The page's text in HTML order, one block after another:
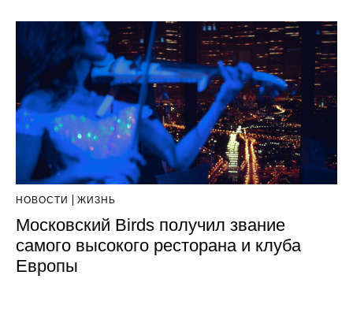
НОВОСТИ ЖИЗНЬ
Московский Birds получил звание
самого высокого ресторана и клуба
Европы